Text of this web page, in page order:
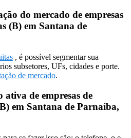
do mercado de empresas
(B) em Santana de
, é possível segmentar sua
subsetores, UFs, cidades e porte.
de mercado.
ativa de empresas de
em Santana de Parnaíba,